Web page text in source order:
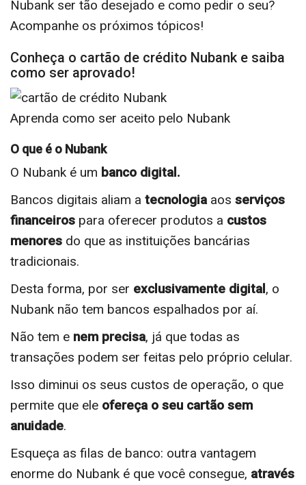
Nubank ser tão desejado e como pedir o seu?
Acompanhe os próximos tópicos!
Conheça o cartão de crédito Nubank e saiba
como ser aprovado!
Aprenda como ser aceito pelo Nubank
O que é o Nubank
O Nubank é um banco digital.
Bancos digitais aliam a tecnologia aos serviços
financeiros para oferecer produtos a custos
menores do que as instituições bancárias
tradicionais.
Desta forma, por ser exclusivamente digital, o
Nubank não tem bancos espalhados por aí.
Não tem e nem precisa, já que todas as
transações podem ser feitas pelo próprio celular.
Isso diminui os seus custos de operação, o que
permite que ele ofereça o seu cartão sem
anuidade.
Esqueça as filas de banco: outra vantagem
enorme do Nubank é que você consegue, através